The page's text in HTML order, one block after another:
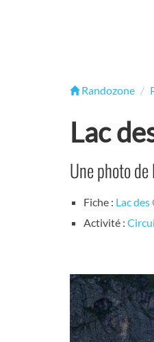
Randozone
Lac
Une photo de
Fiche : Lac
Activité :